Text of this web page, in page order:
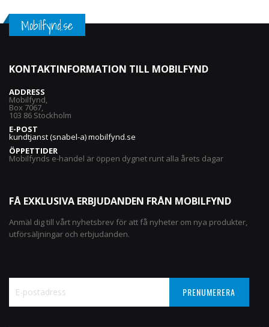
Mobilfynd.se
KONTAKTINFORMATION TILL MOBILFYND
ADDRESS
Mobilfynd,
Box 7067,
103 86 Stockholm
E-POST
kundtjanst (snabel-a) mobilfynd.se
ÖPPETTIDER
Mobilfynds e-handel är öppen dygnet runt alla årets dagar
FÅ EXKLUSIVA ERBJUDANDEN FRÅN MOBILFYND
Anmäl dig till vårt nyhetsbrev för att få nyheter om nya produkter,
utförsäljningar och erbjudanden.
PRENUMERERA